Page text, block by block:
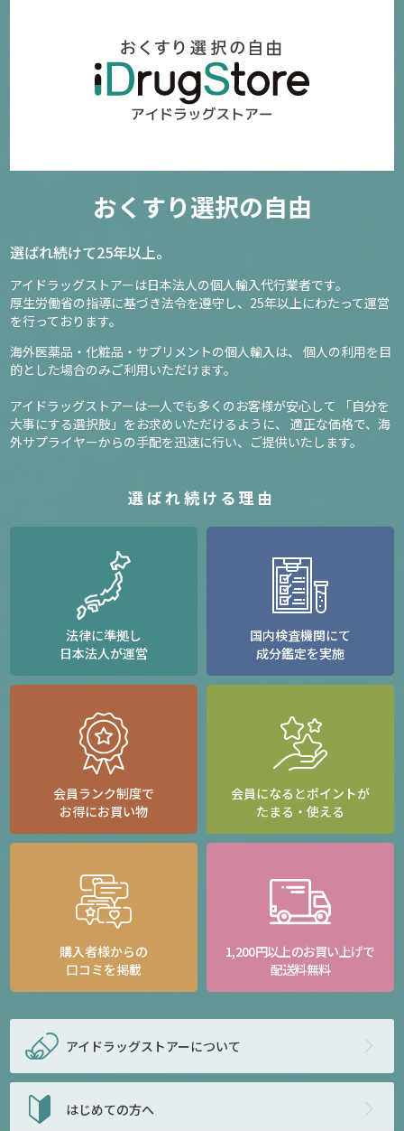
おくすり選択の自由
選ばれ続けて25年以上。
アイドラッグストアーは日本法人の個人輸入代行業者です。
厚生労働省の指導に基づき法令を遵守し、 25年以上にわたって運営
を行っております。
海外医薬品・化粧品・サプリメントの個人輸入は、
個人の利用を目
的とした場合のみご利用いただけます。
アイドラッグストアーは一人でも多くのお客様が安心して
「自分を
大事にする選択肢」をお求めいただけるように、
適正な価格で、海
外サプライヤーからの手配を迅速に行い、ご提供いたします。
選ばれ続ける理由
法律に準拠し
日本法人が運営
国内検査機関にて
成分鑑定を実施
会員ランク制度で
お得にお買い物
会員になるとポイントが
たまる・使える
購入者様からの
口コミを掲載
1,200円以上のお買い上げで
配送料無料
アイドラッグストアーについて
はじめての方へ